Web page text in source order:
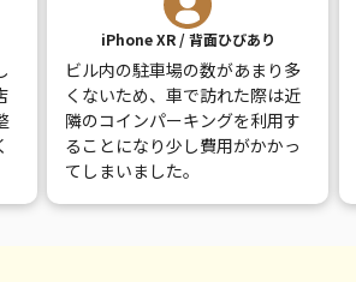
iPhone XR / 背面ひびあり
ビル内の駐車場の数があまり多
くないため、車で訪れた際は近
隣のコインパーキングを利用す
ることになり少し費用がかかっ
てしまいました。